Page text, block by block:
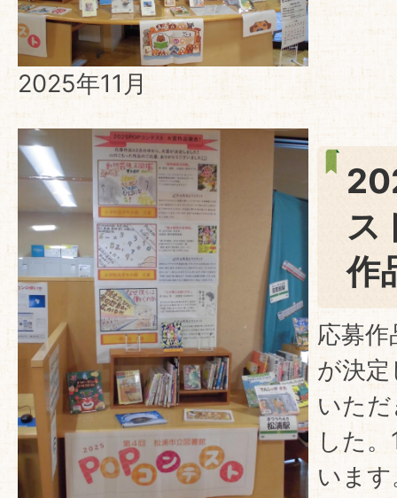
2025年11月
作
応募
が決
いた
した
います